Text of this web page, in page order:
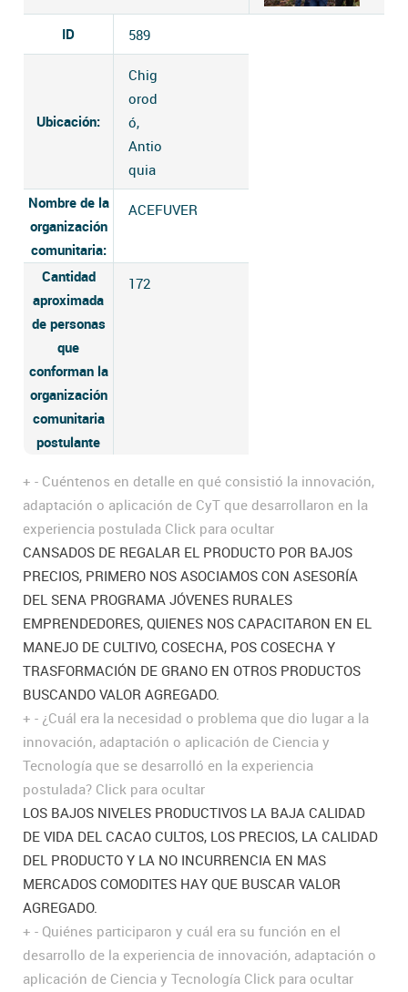
ID 589
Ubicación:
Chig
orod
ó,
Antio
quia
Nombre de la
organización
comunitaria:
ACEFUVER
Cantidad
aproximada
de personas
que
conforman la
organización
comunitaria
postulante
172
+ - Cuéntenos en detalle en qué consistió la innovación,
adaptación o aplicación de CyT que desarrollaron en la
experiencia postulada Click para ocultar
CANSADOS DE REGALAR EL PRODUCTO POR BAJOS
PRECIOS, PRIMERO NOS ASOCIAMOS CON ASESORÍA
DEL SENA PROGRAMA JÓVENES RURALES
EMPRENDEDORES, QUIENES NOS CAPACITARON EN EL
MANEJO DE CULTIVO, COSECHA, POS COSECHA Y
TRASFORMACIÓN DE GRANO EN OTROS PRODUCTOS
BUSCANDO VALOR AGREGADO.
+ - ¿Cuál era la necesidad o problema que dio lugar a la
innovación, adaptación o aplicación de Ciencia y
Tecnología que se desarrolló en la experiencia
postulada? Click para ocultar
LOS BAJOS NIVELES PRODUCTIVOS LA BAJA CALIDAD
DE VIDA DEL CACAO CULTOS, LOS PRECIOS, LA CALIDAD
DEL PRODUCTO Y LA NO INCURRENCIA EN MAS
MERCADOS COMODITES HAY QUE BUSCAR VALOR
AGREGADO.
+ - Quiénes participaron y cuál era su función en el
desarrollo de la experiencia de innovación, adaptación o
aplicación de Ciencia y Tecnología Click para ocultar